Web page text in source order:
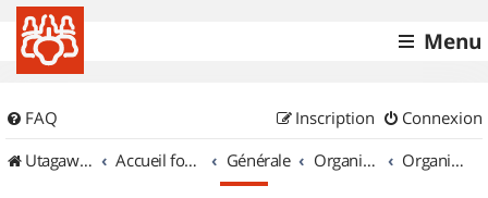
Menu
FAQ Connexion
Inscription
UtagawaVTT (Randos VTT et VTTAE avec traces GPS)
Accueil forum Générale Organisation de sorties & Recherche de partenaires Organisation de sorties en région Picardie